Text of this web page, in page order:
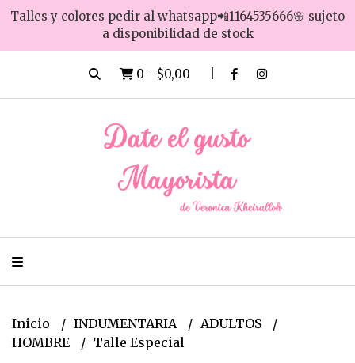
Talles y colores pedir al whatsapp📲1164535666🌸 sujeto
a disponibilidad de stock
0 - $0,00
Inicio INDUMENTARIA
ADULTOS
HOMBRE
Talle Especial